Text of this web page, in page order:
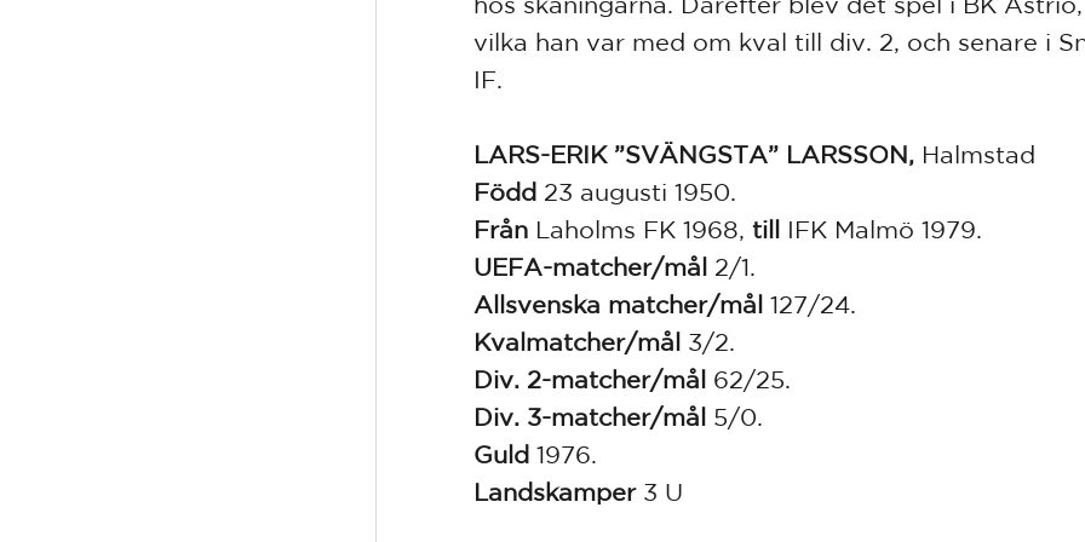
vilka han var med om kval till div. 2, och senare i
IF.
LARS-ERIK ”SVÄNGSTA” LARSSON, Halmstad
Född 23 augusti 1950.
Från Laholms FK 1968, till IFK Malmö 1979.
UEFA-matcher/mål 2/1.
Allsvenska matcher/mål 127/24.
Kvalmatcher/mål 3/2.
Div. 2-matcher/mål 62/25.
Div. 3-matcher/mål 5/0.
Guld 1976.
Landskamper3 U